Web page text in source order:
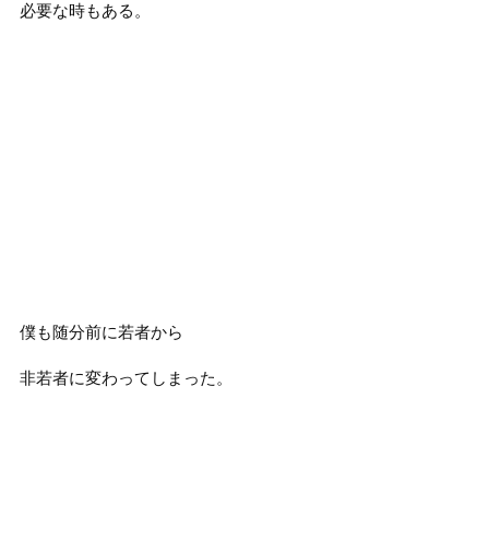
必要な時もある。
僕も随分前に若者から
非若者に変わってしまった。